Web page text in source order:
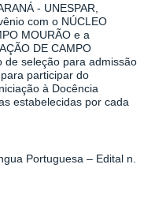
- UNESPAR,
com o NÚCLEO
MOURÃO e a
DE CAMPO
de seleção para admissão
participar do
à Docência
estabelecidas por cada
Portuguesa – Edital n.